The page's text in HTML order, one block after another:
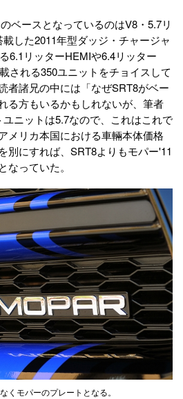
ベースとなっているのはV8・5.7リ
した2011年型ダッジ・チャージャ
6.1リッターHEMIや6.4リッター
される350ユニットをチョイスして
者諸兄の中には「なぜSRT8がベー
る方もいるかもしれないが、筆者
ニットは5.7なので、これはこれで
メリカ本国における車輛本体価格
別にすれば、SRT8よりもモパー'11
っていた。
くモパーのプレートとなる。